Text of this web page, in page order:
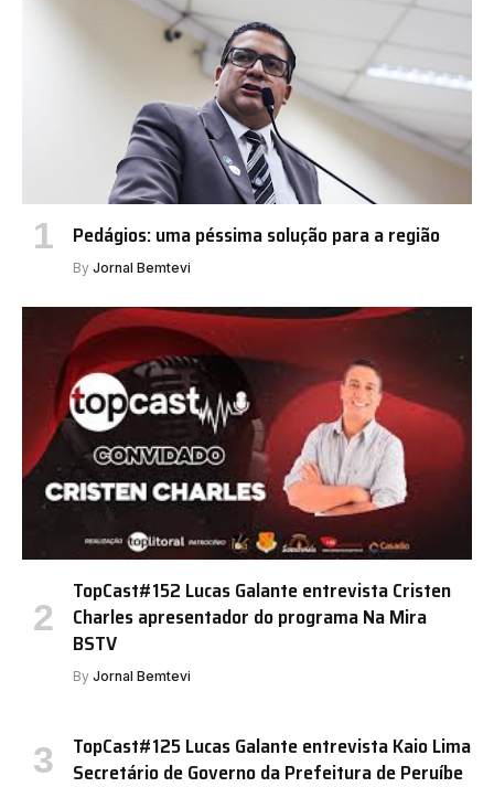
Pedágios: uma péssima solução para a região
By Jornal Bemtevi
TopCast#152 Lucas Galante entrevista Cristen
Charles apresentador do programa Na Mira
BSTV
By Jornal Bemtevi
TopCast#125 Lucas Galante entrevista Kaio Lima
Secretário de Governo da Prefeitura de Peruíbe